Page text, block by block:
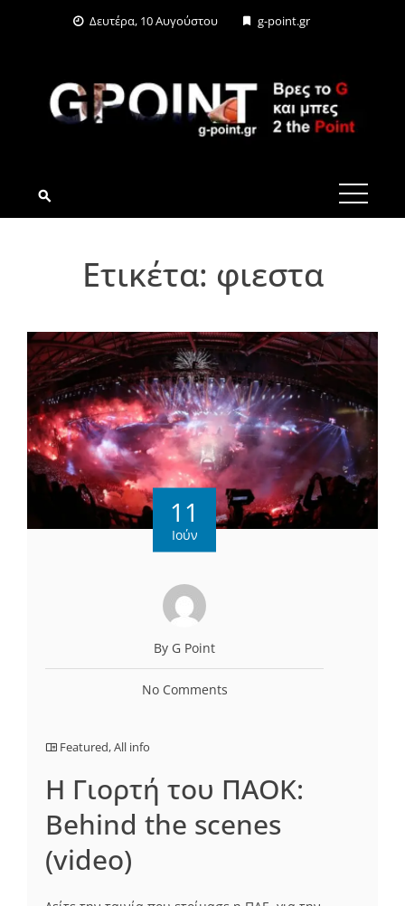
Δευτέρα, 10 Αυγούστου g-point.gr
G-POINT.GR
Ετικέτα: φιεστα
11
Ιούν
By G Point
No Comments
Featured,All info
Η Γιορτή του ΠΑΟΚ:
Behind the scenes
(video)